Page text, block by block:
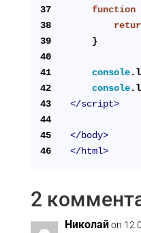
37
function
38
39
	}
40
41
console
42
console
43
</script>
44
45
</body>
46
</html>
2
Николай on